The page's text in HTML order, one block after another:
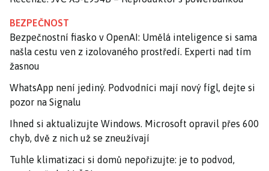
BEZPEČNOST
Bezpečnostní fiasko v OpenAI: Umělá inteligence si sama
našla cestu ven z izolovaného prostředí. Experti nad tím
žasnou
WhatsApp není jediný. Podvodníci mají nový fígl, dejte si
pozor na Signalu
Ihned si aktualizujte Windows. Microsoft opravil přes 600
chyb, dvě z nich už se zneužívají
Tuhle klimatizaci si domů nepořizujte: je to podvod,